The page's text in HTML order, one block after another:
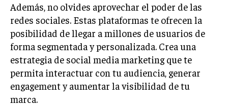
INTERNACIONAL
NEGOCIOS INTERNACIONALES
COMERCIO INTERNACIONAL
EXPANSIÓN GLOBAL
IMPORTACIÓN Y EXPORTACIÓN
ALIANZAS ESTRATÉGICAS
Además, no olvides aprovechar el poder de las
redes sociales. Estas plataformas te ofrecen la
posibilidad de llegar a millones de usuarios de
forma segmentada y personalizada. Crea una
estrategia de social media marketing que te
permita interactuar con tu audiencia, generar
engagement y aumentar la visibilidad de tu
marca.